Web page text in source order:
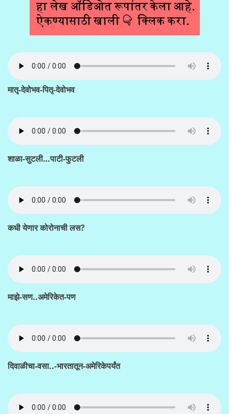
मातृ-देवोभव-पितृ-देवोभव
शाळा-सुटली…पाटी-फुटली
कधी येणार कोरोनाची लस?
माझे-सण..अमेरिकेत-पण
दिवाळीचा-वसा..-भारतातून-अमेरिकेपर्यंत